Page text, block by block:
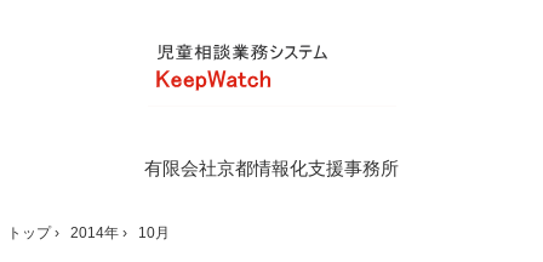
有限会社京都情報化支援事務所
トップ› 2014年 › 10月